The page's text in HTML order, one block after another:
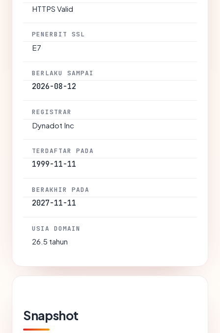
HTTPS Valid
PENERBIT SSL
E7
BERLAKU SAMPAI
2026-08-12
REGISTRAR
Dynadot Inc
TERDAFTAR PADA
1999-11-11
BERAKHIR PADA
2027-11-11
USIA DOMAIN
26.5 tahun
Snapshot